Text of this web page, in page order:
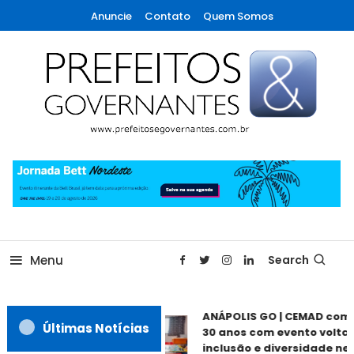
To
Content
Anuncie Contato Quem Somos
Prefeitos & Governantes
Menu Search
Últimas Notícias
ANÁPOLIS GO | CEMAD
30 anos com evento
inclusão e diversidade